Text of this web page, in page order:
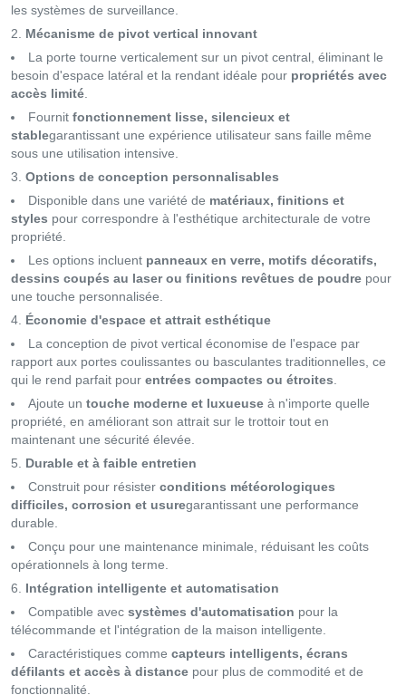
les systèmes de surveillance.
Mécanisme de pivot vertical innovant
La porte tourne verticalement sur un pivot central, éliminant le
besoin d'espace latéral et la rendant idéale pour propriétés avec
accès limité
Fournit fonctionnement lisse, silencieux et
stablegarantissant une expérience utilisateur sans faille même
sous une utilisation intensive.
Options de conception personnalisables
Disponible dans une variété de matériaux, finitions et
styles pour correspondre à l'esthétique architecturale de votre
propriété.
Les options incluent panneaux en verre, motifs décoratifs,
dessins coupés au laser ou finitions revêtues de poudre pour
une touche personnalisée.
Économie d'espace et attrait esthétique
La conception de pivot vertical économise de l'espace par
rapport aux portes coulissantes ou basculantes traditionnelles, ce
qui le rend parfait pour entrées compactes ou étroites
Ajoute un touche moderne et luxueuse à n'importe quelle
propriété, en améliorant son attrait sur le trottoir tout en
maintenant une sécurité élevée.
Durable et à faible entretien
Construit pour résister conditions météorologiques
difficiles, corrosion et usuregarantissant une performance
durable.
Conçu pour une maintenance minimale, réduisant les coûts
opérationnels à long terme.
Intégration intelligente et automatisation
Compatible avec systèmes d'automatisation pour la
télécommande et l'intégration de la maison intelligente.
Caractéristiques comme capteurs intelligents, écrans
défilants et accès à distance pour plus de commodité et de
fonctionnalité.